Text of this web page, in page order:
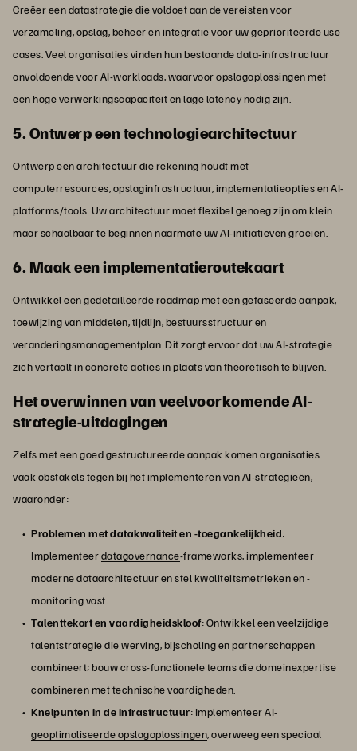
Creëer een datastrategie die voldoet aan de vereisten voor
verzameling, opslag, beheer en integratie voor uw geprioriteerde use
cases. Veel organisaties vinden hun bestaande data-infrastructuur
onvoldoende voor AI-workloads, waarvoor opslagoplossingen met
een hoge verwerkingscapaciteit en lage latency nodig zijn.
5. Ontwerp een technologiearchitectuur
Ontwerp een architectuur die rekening houdt met
computerresources, opslaginfrastructuur, implementatieopties en AI-
platforms/tools. Uw architectuur moet flexibel genoeg zijn om klein
maar schaalbaar te beginnen naarmate uw AI-initiatieven groeien.
6. Maak een implementatieroutekaart
Ontwikkel een gedetailleerde roadmap met een gefaseerde aanpak,
toewijzing van middelen, tijdlijn, bestuursstructuur en
veranderingsmanagementplan. Dit zorgt ervoor dat uw AI-strategie
zich vertaalt in concrete acties in plaats van theoretisch te blijven.
Het overwinnen van veelvoorkomende AI-
strategie-uitdagingen
Zelfs met een goed gestructureerde aanpak komen organisaties
vaak obstakels tegen bij het implementeren van AI-strategieën,
waaronder:
Problemen met datakwaliteit en -toegankelijkheid:
Implementeerdatagovernance-frameworks, implementeer
moderne dataarchitectuur en stel kwaliteitsmetrieken en -
monitoring vast.
Talenttekort en vaardigheidskloof: Ontwikkel een veelzijdige
talentstrategie die werving, bijscholing en partnerschappen
combineert; bouw cross-functionele teams die domeinexpertise
combineren met technische vaardigheden.
Knelpunten in de infrastructuur: ImplementeerAI-
geoptimaliseerde opslagoplossingen, overweeg een speciaal